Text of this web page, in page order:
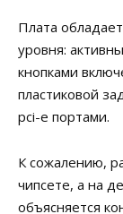
Плата
уровня:
кнопками
пластиковой
pci-e портами.
К сожалению,
чипсете, а на
объясняется